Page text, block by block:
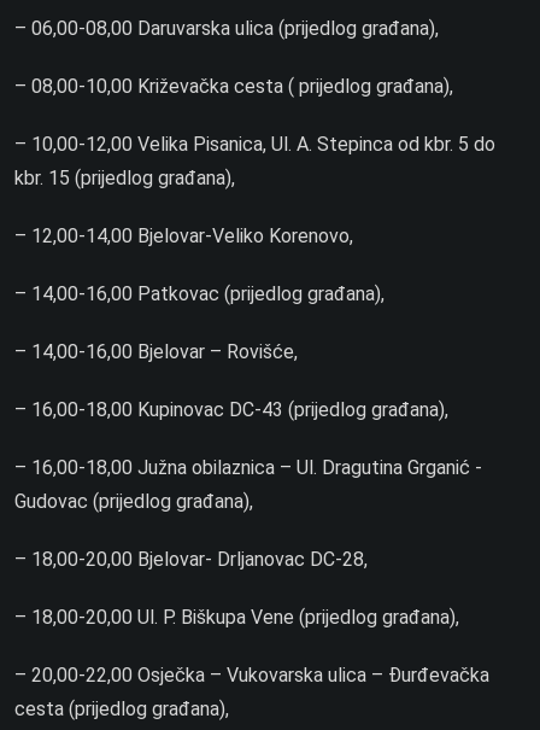
– 06,00-08,00 Daruvarska ulica (prijedlog građana),
– 08,00-10,00 Križevačka cesta ( prijedlog građana),
– 10,00-12,00 Velika Pisanica, Ul. A. Stepinca od kbr. 5 do
kbr. 15 (prijedlog građana),
– 12,00-14,00 Bjelovar-Veliko Korenovo,
– 14,00-16,00 Patkovac (prijedlog građana),
– 14,00-16,00 Bjelovar – Rovišće,
– 16,00-18,00 Kupinovac DC-43 (prijedlog građana),
– 16,00-18,00 Južna obilaznica – Ul. Dragutina Grganić -
Gudovac (prijedlog građana),
– 18,00-20,00 Bjelovar- Drljanovac DC-28,
– 18,00-20,00 Ul. P. Biškupa Vene (prijedlog građana),
– 20,00-22,00 Osječka – Vukovarska ulica – Đurđevačka
cesta (prijedlog građana),